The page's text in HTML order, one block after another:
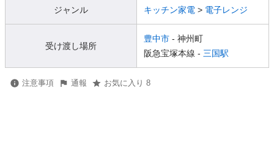
ジャンル キッチン家電 > 電子レンジ
受け渡し場所
豊中市 - 神州町
阪急宝塚本線 - 三国駅
注意事項 通報 お気に入り 8